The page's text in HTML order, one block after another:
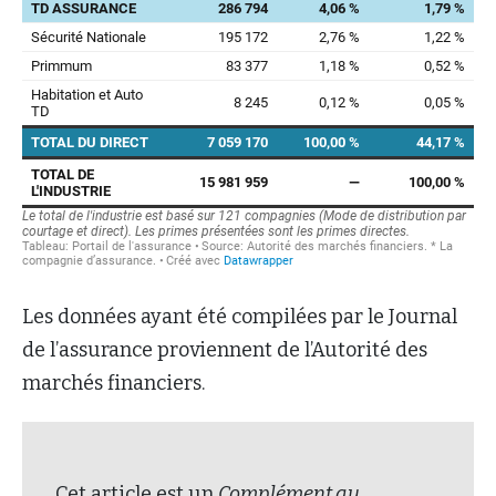
Les données ayant été compilées par le Journal
de l’assurance proviennent de l’Autorité des
marchés financiers.